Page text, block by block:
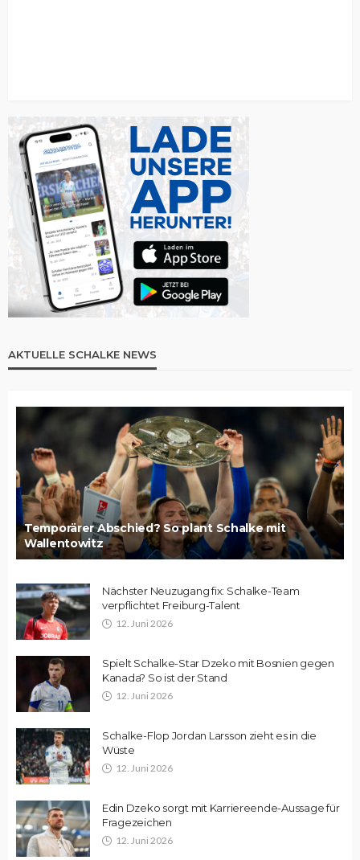
AKTUELLE SCHALKE NEWS
Temporärer Abschied? So plant Schalke mit
Wallentowitz
Nächster Neuzugang fix: Schalke-Team
verpflichtet Freiburg-Talent
12. Juni 2026
Spielt Schalke-Star Dzeko mit Bosnien gegen
Kanada? So ist der Stand
12. Juni 2026
Schalke-Flop Jordan Larsson zieht es in die
Wüste
12. Juni 2026
Edin Dzeko sorgt mit Karriereende-Aussage für
Fragezeichen
12. Juni 2026